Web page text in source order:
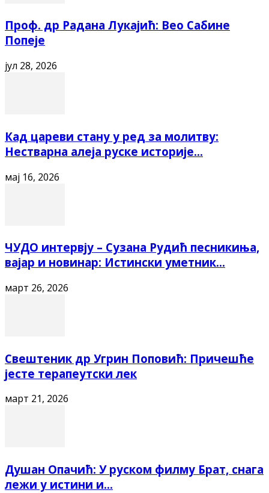
Проф. др Радана Лукајић: Вео Сабине
Попеје
јул 28, 2026
Кад цареви стану у ред за молитву:
Нестварна алеја руске историје...
мај 16, 2026
ЧУДО интервју – Сузана Рудић песникиња,
вајар и новинар: Истински уметник...
март 26, 2026
Свештеник др Угрин Поповић: Причешће
јесте терапеутски лек
март 21, 2026
Душан Опачић: У руском филму Брат, снага
лежи у истини и...